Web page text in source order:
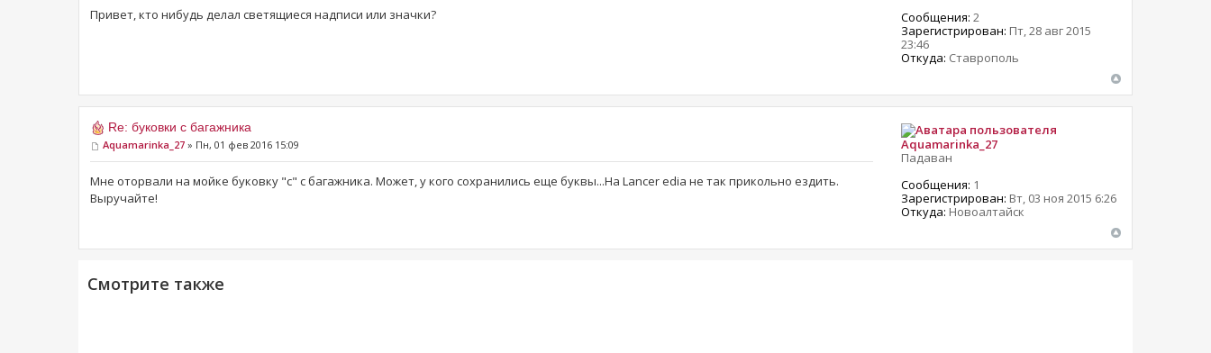
Привет, кто нибудь делал светящиеся надписи или значки?
Сообщения: 2
Зарегистрирован: Пт, 28 авг 2015
23:46
Откуда: Ставрополь
Re: буковки с багажника
Aquamarinka_27 » Пн, 01 фев 2016 15:09
Мне оторвали на мойке буковку "с" с багажника. Может, у кого сохранились еще буквы...На Lancer edia не так прикольно ездить.
Выручайте!
Aquamarinka_27
Падаван
Сообщения: 1
Зарегистрирован: Вт, 03 ноя 2015 6:26
Откуда: Новоалтайск
Смотрите также